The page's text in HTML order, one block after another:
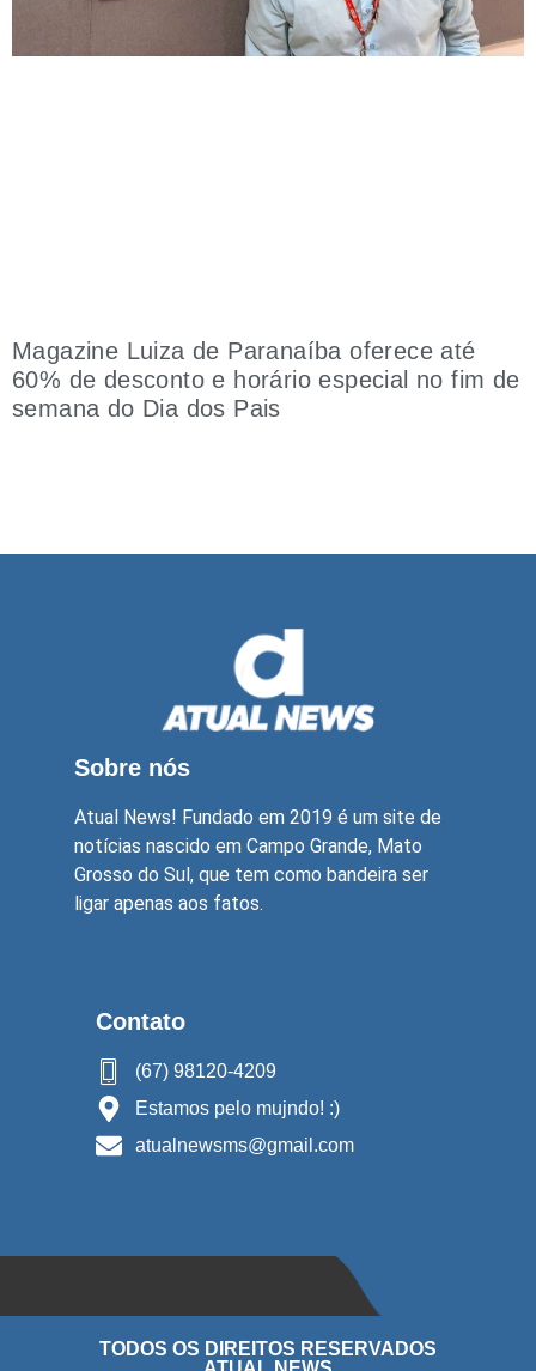
Magazine Luiza de Paranaíba oferece até
60% de desconto e horário especial no fim de
semana do Dia dos Pais
Sobre nós
Atual News! Fundado em 2019 é um site de
notícias nascido em Campo Grande, Mato
Grosso do Sul, que tem como bandeira ser
ligar apenas aos fatos.
Contato
(67) 98120-4209
Estamos pelo mujndo! :)
atualnewsms@gmail.com
TODOS OS DIREITOS RESERVADOS